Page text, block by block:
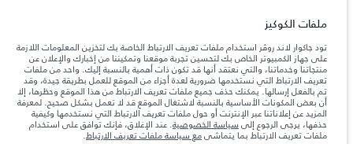
العناصر المثبتة بعد نقطة التصنيع في الحمولة. تأكد من عدم تجاوز الوزن الإجمالي للسيارة
والحمولة.
المعلومات والمواصفات والأسعار والألوان المذكورة على هذا الموقع قد تختلف من بلد إلى
آخر، كما أنّها قد تتغير بدون إشعار مسبق. الرجاء التواصل مع وكيلنا المحلي للتأكد من توفّرها
والتحقق من الأسعار.
ملاحظة مهمة حول الصور والمواصفات.إن النقص العالمي في أشباه الموصلات يؤثر حاليًا
في مواصفات تصميم السيارات وتوفر الخيارات وتوقيتات التصاميم. هذا ظرف ديناميكي
للغاية، ونتيجة لذلك، قد لا تمثّل الصور المستخدَمة ضمن موقع الويب حاليًا المواصفات الحالية
ملفات الكوكيز
تود جاكوار لاند روڤر استخدام ملفات تعريف الارتباط الخاصة بك لتخزين المعلومات اللازمة
على جهاز الكمبيوتر الخاص بك لتحسين تجربة موقعنا وتمكيننا من إخبارك والإعلان عن
منتجاتنا وخدماتنا، والتي نعتقد أنها قد تكون ذات أهمية بالنسبة إليك. واحد من ملفات
تعريف الارتباط التي نستخدمها ضرورية لعدة أجزاء من الموقع للعمل بطريقة جيدة، وقد
تم بالفعل إرسالها. يمكنك حذف جميع ملفات تعريف الارتباط من هذا الموقع وحظرها، إلا
أن بعض المكونات الأساسية بالنسبة لاشتغال الموقع قد لا تعمل بشكل صحيح. لمعرفة
المزيد عن إعلاناتنا عبر الإنترنت أو حول ملفات تعريف الارتباط التي نستخدمها وكيفية
حذفها، يرجى الرجوع إلى سياسة الخصوصية. عند الإغلاق، فإنك توافق على استخدام
ملفات تعريف الارتباط بما يتماشىمع سياسة ملفات تعريف الارتباط.